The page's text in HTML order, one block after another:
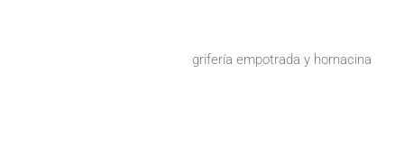
grifería empotrada y hornacina